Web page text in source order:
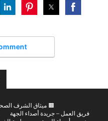
🟫 ميثاق الشرف
فريق العمل – جريدة أصداء الجهة